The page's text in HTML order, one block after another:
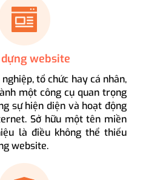
website
tổ chức hay cá nhân,
một công cụ quan trọng
sự hiện diện và hoạt động
Sở hữu một tên miền
là điều không thể thiếu
website.